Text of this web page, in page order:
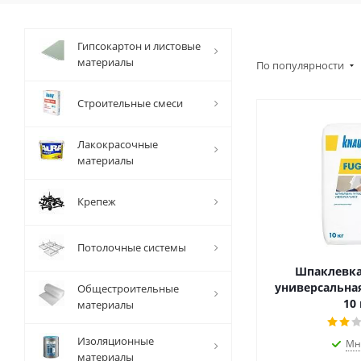
По популярности
10
Гипсокартон и листовые
материалы
Строительные смеси
Лакокрасочные
материалы
Крепеж
Потолочные системы
Общестроительные
материалы
Изоляционные
материалы